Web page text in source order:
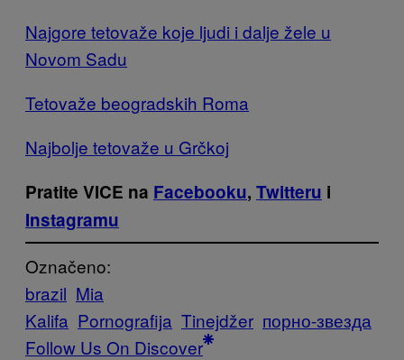
Najgore tetovaže koje ljudi i dalje žele u
Novom Sadu
Tetovaže beogradskih Roma
Najbolje tetovaže u Grčkoj
Pratite VICE na Facebooku, Twitteru i
Instagramu
Označeno:
brazil Mia
Kalifa Pornografija Tinejdžer порно-звезда
Follow Us On Discover